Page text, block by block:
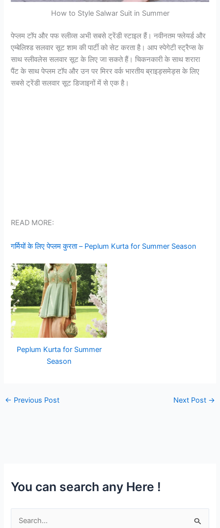
How to Style Salwar Suit in Summer
पेप्लम टॉप और पफ स्लीव्स अभी सबसे ट्रेंडी स्टाइल हैं। नवीनतम फ्लेयर्ड और
एम्बेलिश्ड सलवार सूट शाम की पार्टी को सेट करता है। आप स्पेगेटी स्ट्रैप्स के
साथ स्लीवलेस सलवार सूट के लिए जा सकते हैं। चिकनकारी के साथ शरारा
पैंट के साथ पेप्लम टॉप और उन पर मिरर वर्क भारतीय ब्राइड्समेड्स के लिए
सबसे ट्रेंडी सलवार सूट डिजाइनों में से एक है।
READ MORE:
गर्मियों के लिए पेप्लम कुरता – Peplum Kurta for Summer Season
Peplum Kurta for Summer
Season
← Previous Post Next Post →
You can search any Here !